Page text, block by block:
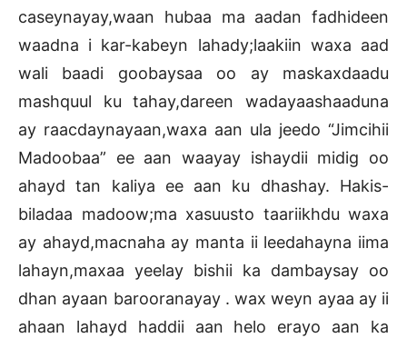
caseynayay,waan hubaa ma aadan fadhideen
waadna i kar-kabeyn lahady;laakiin waxa aad
wali baadi goobaysaa oo ay maskaxdaadu
mashquul ku tahay,dareen wadayaashaaduna
ay raacdaynayaan,waxa aan ula jeedo “Jimcihii
Madoobaa” ee aan waayay ishaydii midig oo
ahayd tan kaliya ee aan ku dhashay. Hakis-
biladaa madoow;ma xasuusto taariikhdu waxa
ay ahayd,macnaha ay manta ii leedahayna iima
lahayn,maxaa yeelay bishii ka dambaysay oo
dhan ayaan barooranayay . wax weyn ayaa ay ii
ahaan lahayd haddii aan helo erayo aan ka